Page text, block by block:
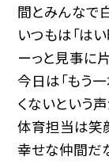
間とみんなで
いつもは「はい
ーっと見事に
今日は「もう
くないという
体育担当は笑
幸せな仲間だ